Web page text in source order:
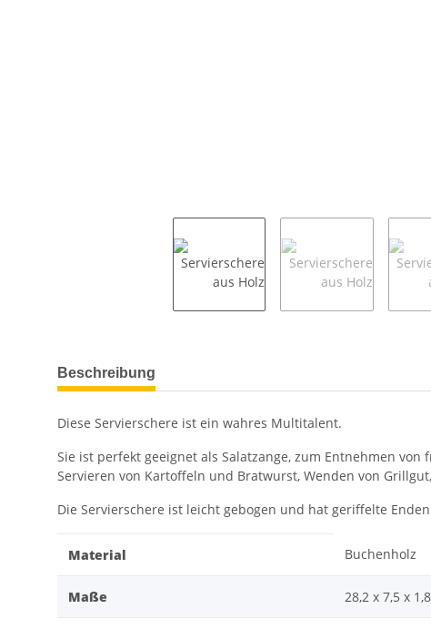
weitere Registerkarten anzeigen
Beschreibung
Diese Servierschere ist ein wahres Multitalent.
Sie ist perfekt geeignet als Salatzange, zum Entnehmen
Servieren von Kartoffeln und Bratwurst, Wenden von
Die Servierschere ist leicht gebogen und hat geriffelte
Material Buchenholz
Maße 28,2 x 7,5 x